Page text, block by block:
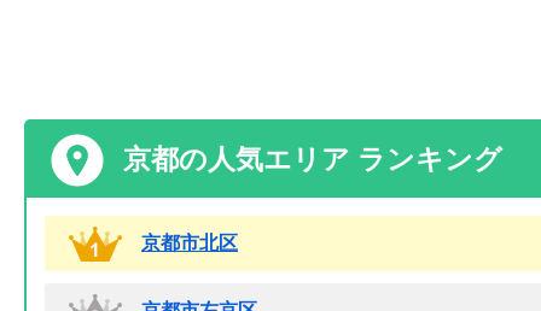
京都の人気エリア ランキング
京都市北区